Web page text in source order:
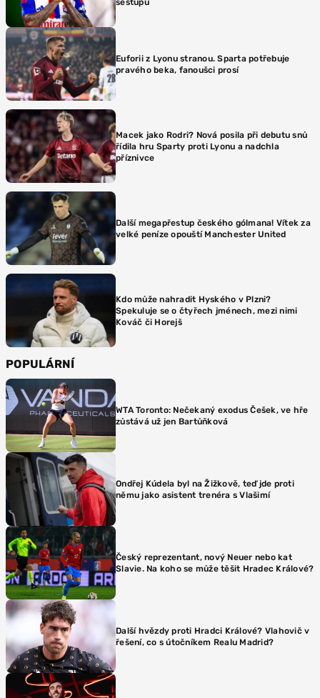
Euforii z Lyonu stranou. Sparta potřebuje
pravého beka, fanoušci prosí
Macek jako Rodri? Nová posila při debutu snů
řídila hru Sparty proti Lyonu a nadchla
příznivce
Další megapřestup českého gólmana! Vítek za
velké peníze opouští Manchester United
Kdo může nahradit Hyského v Plzni?
Spekuluje se o čtyřech jménech, mezi nimi
Kováč či Horejš
POPULÁRNÍ
WTA Toronto: Nečekaný exodus Češek, ve hře
zůstává už jen Bartůňková
Ondřej Kúdela byl na Žižkově, teď jde proti
němu jako asistent trenéra s Vlašimí
Český reprezentant, nový Neuer nebo kat
Slavie. Na koho se může těšit Hradec Králové?
Další hvězdy proti Hradci Králové? Vlahovič v
řešení, co s útočníkem Realu Madrid?